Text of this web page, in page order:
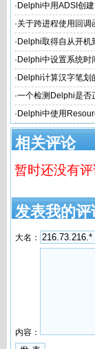
· Delphi中用ADSI创
·关于跨进程使用回
RTF流为例
· Delphi取得自从开机
· Delphi中设置系统时
· Delphi计算汉字笔划
·一个检测Delphi是否
· Delphi中使用
相关评论
暂时还没有评
发表我的评
大名：
内容：